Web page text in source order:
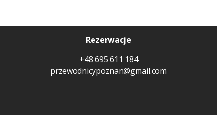
Rezerwacje
+48 695 611 184
przewodnicypoznan@gmail.com